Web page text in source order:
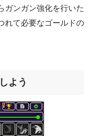
ガンガン強化を行いた
れて必要なゴールドの
よう